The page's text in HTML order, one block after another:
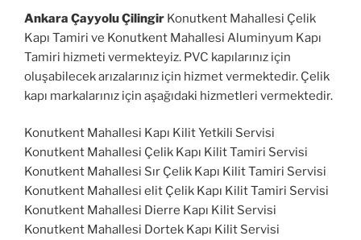
Ankara Çayyolu Çilingir Konutkent Mahallesi Çelik
Kapı Tamiri ve Konutkent Mahallesi Aluminyum Kapı
Tamiri hizmeti vermekteyiz. PVC kapılarınız için
oluşabilecek arızalarınız için hizmet vermektedir. Çelik
kapı markalarınız için aşağıdaki hizmetleri vermektedir.
Konutkent Mahallesi Kapı Kilit Yetkili Servisi
Konutkent Mahallesi Çelik Kapı Kilit Tamiri Servisi
Konutkent Mahallesi Sır Çelik Kapı Kilit Tamiri Servisi
Konutkent Mahallesi elit Çelik Kapı Kilit Tamiri Servisi
Konutkent Mahallesi Dierre Kapı Kilit Servisi
Konutkent Mahallesi Dortek Kapı Kilit Servisi